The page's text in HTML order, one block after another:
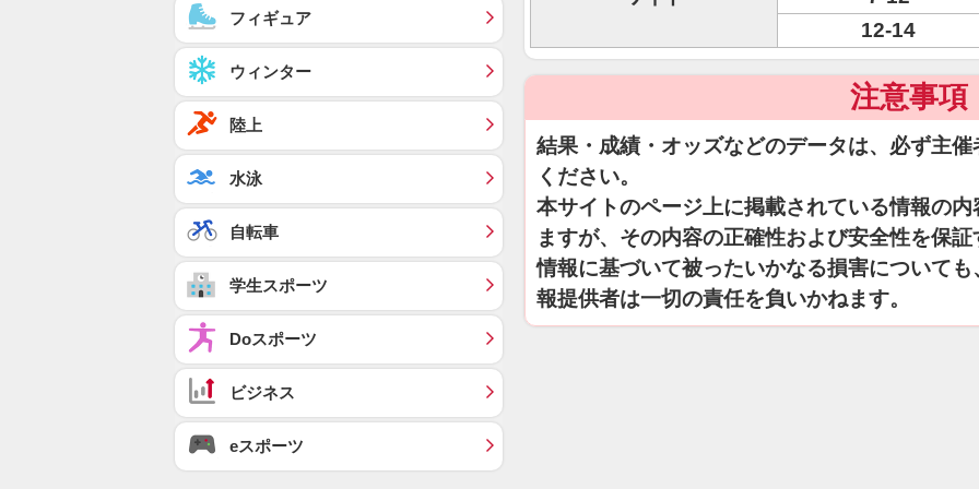
12-14
注意事項
結果・成績・オッズなどのデータは、必ず主
ください。
本サイトのページ上に掲載されている情報の
ますが、その内容の正確性および安全性を保
情報に基づいて被ったいかなる損害について
報提供者は一切の責任を負いかねます。
フィギュア
ウィンター
陸上
水泳
自転車
学生スポーツ
Doスポーツ
ビジネス
eスポーツ